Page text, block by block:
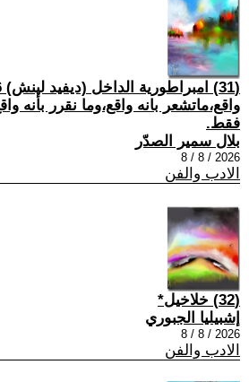
واقع،ماتشعر بانه واقع،وما نقرر بأنه
فقط.
بلال سمير الصدّر
2026 / 8 / 8
الادب والفن
(32) خلاخيل*
إشبيليا الجبوري
2026 / 8 / 8
الادب والفن